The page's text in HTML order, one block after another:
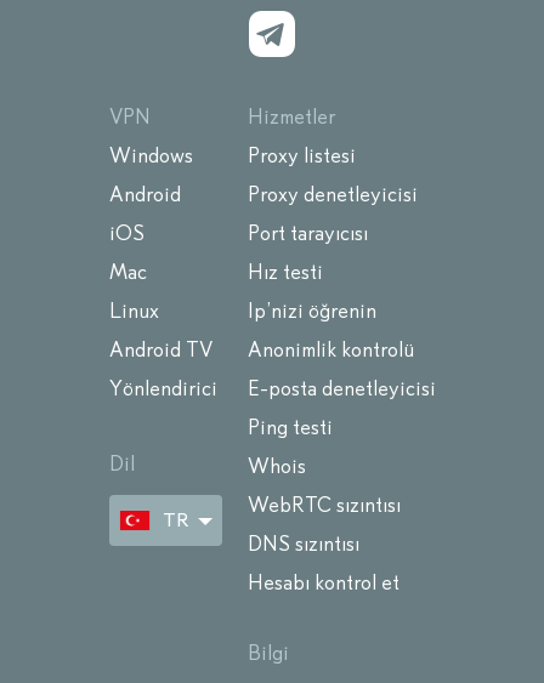
VPN
Windows
Android
iOS
Mac
Linux
Android TV
Yönlendirici
Dil
TR
Hizmetler
Proxy listesi
Proxy denetleyicisi
Port tarayıcısı
Hız testi
Ip’nizi öğrenin
Anonimlik kontrolü
E-posta denetleyicisi
Ping testi
Whois
WebRTC sızıntısı
DNS sızıntısı
Hesabı kontrol et
Bilgi